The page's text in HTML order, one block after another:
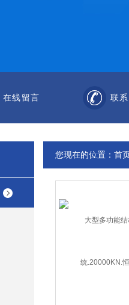
在线留言 联
您现在的位置： 首